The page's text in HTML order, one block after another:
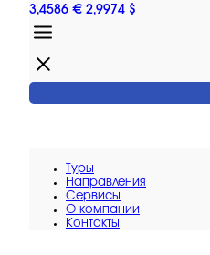
3,4586 € 2,9974 $
Туры
Направления
Сервисы
O компании
Контакты